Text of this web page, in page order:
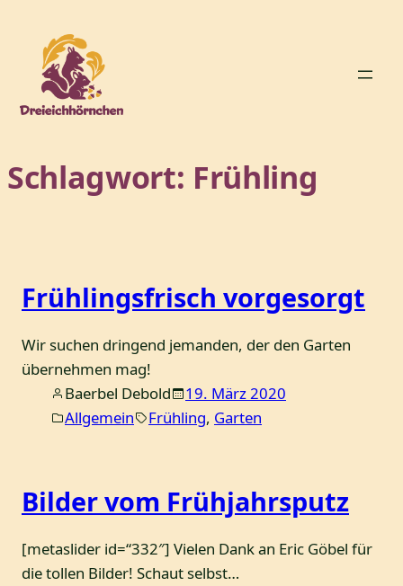
Inhalt
springen
Schlagwort: Frühling
Frühlingsfrisch vorgesorgt
Wir suchen dringend jemanden, der den Garten
übernehmen mag!
Baerbel Debold
19. März 2020
Allgemein
Frühling, Garten
Bilder vom Frühjahrsputz
[metaslider id=“332″] Vielen Dank an Eric Göbel für
die tollen Bilder! Schaut selbst…